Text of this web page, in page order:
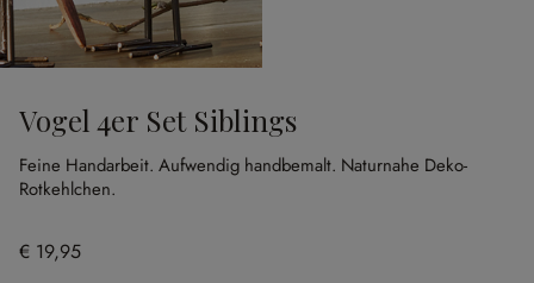
Vogel 4er Set Siblings
Feine Handarbeit. Aufwendig handbemalt. Naturnahe Deko-
Rotkehlchen.
€ 19,95